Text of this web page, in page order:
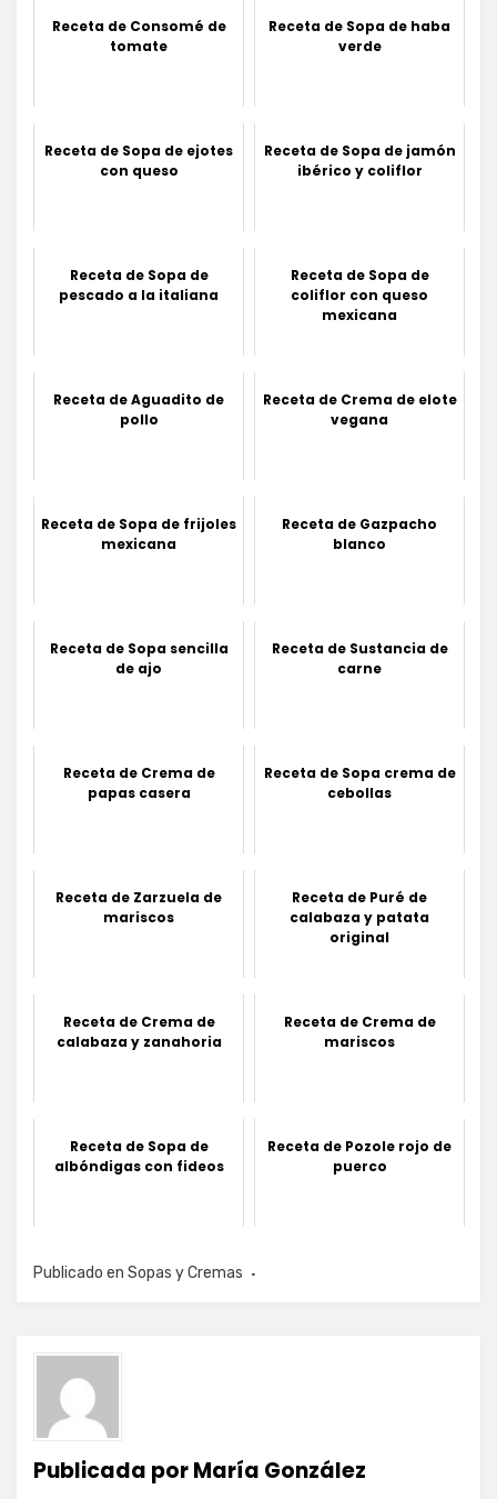
Receta de Consomé de
tomate
Receta de Sopa de haba
verde
Receta de Sopa de ejotes
con queso
Receta de Sopa de jamón
ibérico y coliflor
Receta de Sopa de
pescado a la italiana
Receta de Sopa de
coliflor con queso
mexicana
Receta de Aguadito de
pollo
Receta de Crema de elote
vegana
Receta de Sopa de frijoles
mexicana
Receta de Gazpacho
blanco
Receta de Sopa sencilla
de ajo
Receta de Sustancia de
carne
Receta de Crema de
papas casera
Receta de Sopa crema de
cebollas
Receta de Zarzuela de
mariscos
Receta de Puré de
calabaza y patata
original
Receta de Crema de
calabaza y zanahoria
Receta de Crema de
mariscos
Receta de Sopa de
albóndigas con fideos
Receta de Pozole rojo de
puerco
Publicado en Sopas y Cremas
Publicada porMaría González